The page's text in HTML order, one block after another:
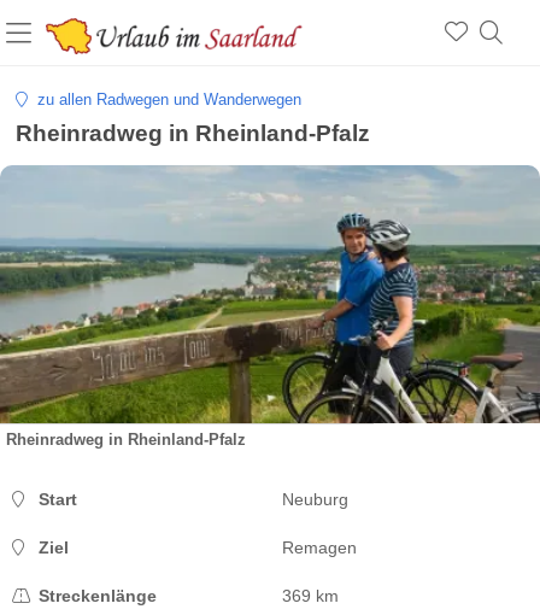
zu allen Radwegen und Wanderwegen
Rheinradweg in Rheinland-Pfalz
Rheinradweg in Rheinland-Pfalz
Start Neuburg
Ziel Remagen
Streckenlänge 369 km